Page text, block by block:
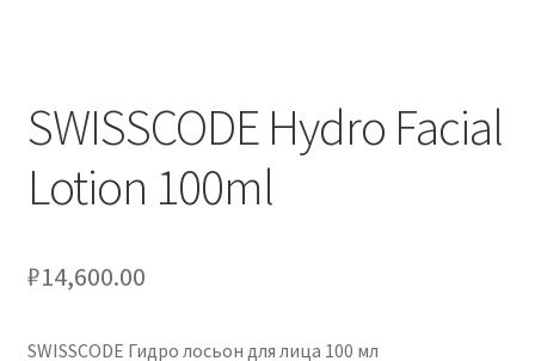
Монтаж промышленных и полупромышленных
кондиционеров
Мульти-сплит-системы и другие сложные решения
SWISSCODE Hydro Facial
Lotion 100ml
₽14,600.00
SWISSCODE Гидро лосьон для лица 100 мл